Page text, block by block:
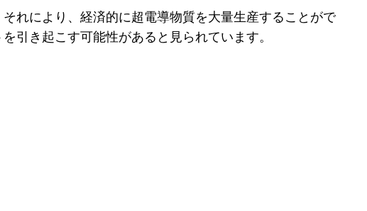
れにより、経済的に超電導物質を大量生産することがで
引き起こす可能性があると見られています。